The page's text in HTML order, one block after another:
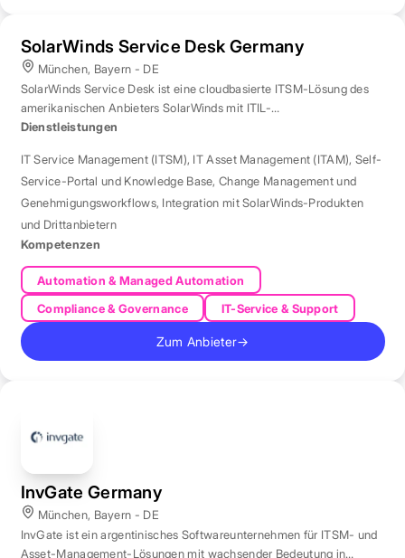
SolarWinds Service Desk Germany
München, Bayern - DE
SolarWinds Service Desk ist eine cloudbasierte ITSM-Lösung des
amerikanischen Anbieters SolarWinds mit ITIL-
Prozessunterstützung.
Dienstleistungen
IT Service Management (ITSM), IT Asset Management (ITAM), Self-
Service-Portal und Knowledge Base, Change Management und
Genehmigungsworkflows, Integration mit SolarWinds-Produkten
und Drittanbietern
Kompetenzen
Automation & Managed Automation
Compliance & Governance
IT-Service & Support
Zum Anbieter→
InvGate Germany
München, Bayern - DE
InvGate ist ein argentinisches Softwareunternehmen für ITSM- und
Asset-Management-Lösungen mit wachsender Bedeutung in